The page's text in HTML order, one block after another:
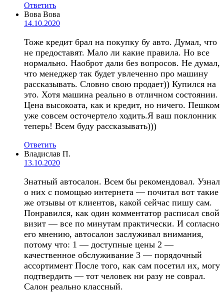
Ответить
Вова Вова
14.10.2020
Тоже кредит брал на покупку бу авто. Думал, что
не предоставят. Мало ли какие правила. Но все
нормально. Наоброт дали без вопросов. Не думал,
что менеджер так будет увлеченно про машину
рассказывать. Словно свою продает)) Купился на
это. Хотя машина реально в отличном состоянии.
Цена высокоата, как и кредит, но ничего. Пешком
уже совсем осточертело ходить.Я ваш поклонник
теперь! Всем буду рассказывать)))
Ответить
Владислав П.
13.10.2020
Знатный автосалон. Всем бы рекомендовал. Узнал
о них с помощью интернета — почитал вот такие
же отзывы от клиентов, какой сейчас пишу сам.
Понравился, как один комментатор расписал свой
визит — все по минутам практически. И согласно
его мнению, автосалон заслуживал внимания,
потому что: 1 — доступные цены 2 —
качественное обслуживание 3 — порядочный
ассортимент После того, как сам посетил их, могу
подтвердить — тот человек ни разу не соврал.
Салон реально классный.